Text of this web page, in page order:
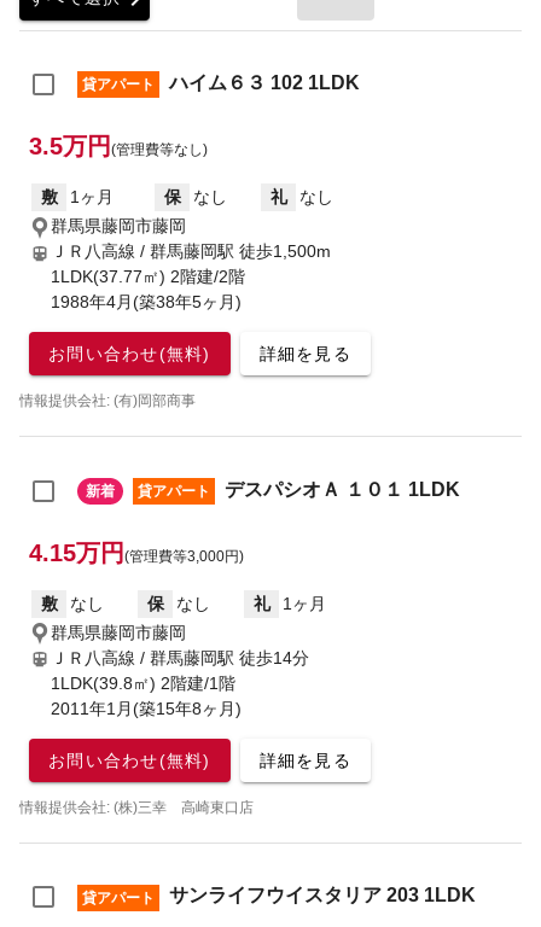
貸アパート ハイム６３ 102 1LDK
3.5万円 (管理費等なし)
敷 1ヶ月 保 なし 礼
なし
群馬県藤岡市藤岡
ＪＲ八高線 / 群馬藤岡駅 徒歩1,500m
1LDK(37.77㎡) 2階建/2階
1988年4月(築38年5ヶ月)
お問い合わせ(無料) 詳細を見る
情報提供会社: (有)岡部商事
新着 貸アパート デスパシオＡ １０１ 1LDK
4.15万円 (管理費等3,000円)
敷 なし 保 なし 礼
1ヶ月
群馬県藤岡市藤岡
ＪＲ八高線 / 群馬藤岡駅 徒歩14分
1LDK(39.8㎡) 2階建/1階
2011年1月(築15年8ヶ月)
お問い合わせ(無料) 詳細を見る
情報提供会社: (株)三幸 高崎東口店
貸アパート サンライフウイスタリア 203 1LDK